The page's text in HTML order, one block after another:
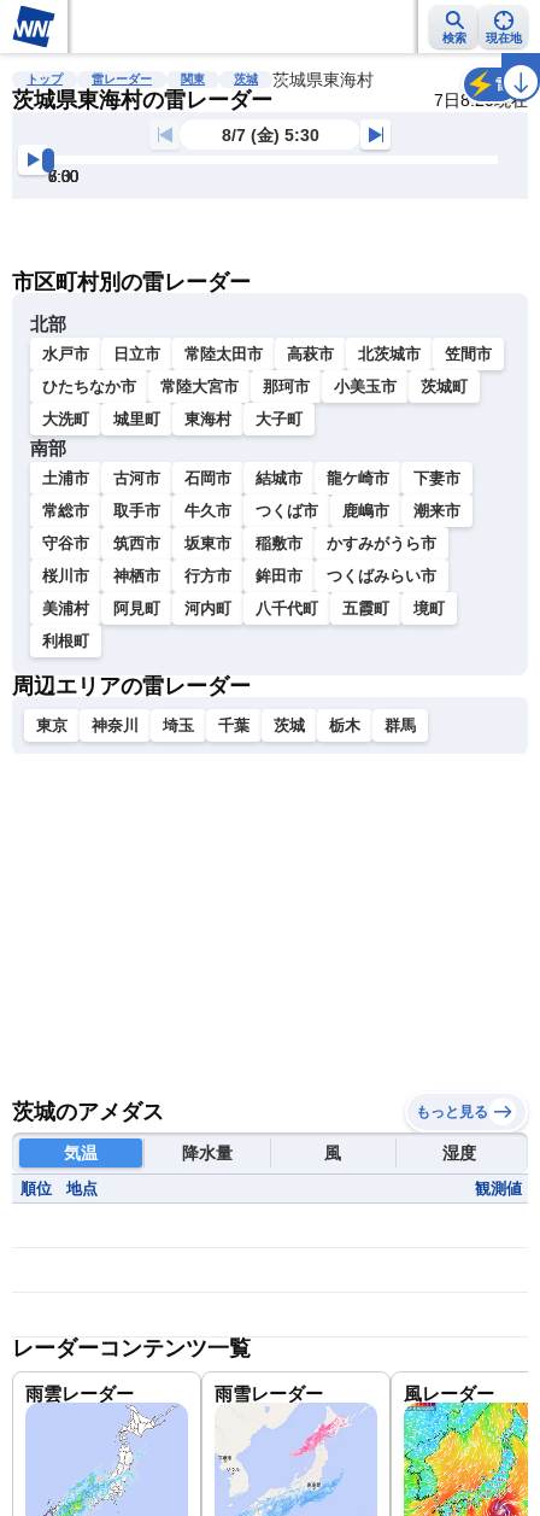
検索 現在地
雨雲レーダー 台風情報 地震情報 警報・注意報 2週間天気 ラ
トップ 雷レーダー 関東 茨城 茨城県東海村
茨城県東海村の雷レーダー 7日8:20現在
雷
8/7 (金) 5:30
5:30
6:00
6:30
7:00
7:30
8:00
市区町村別の雷レーダー
北部
水戸市 日立市 常陸太田市 高萩市 北茨城市
笠間市
ひたちなか市
常陸大宮市 那珂市 小美玉市
茨城町
大洗町
城里町 東海村 大子町
南部
土浦市 古河市 石岡市 結城市 龍ケ崎市
下妻市
常総市
取手市 牛久市 つくば市 鹿嶋市
潮来市
守谷市
筑西市 坂東市 稲敷市
かすみがうら市
桜川市
神栖市 行方市 鉾田市
つくばみらい市
美浦村
阿見町 河内町 八千代町 五霞町
境町
利根町
周辺エリアの雷レーダー
東京 神奈川 埼玉 千葉 茨城 栃木 群馬
茨城のアメダス もっと見る
気温 降水量 風 湿度
順位 地点 観測値
レーダーコンテンツ一覧
雨雲レーダー 雨雪レーダー 風レーダー